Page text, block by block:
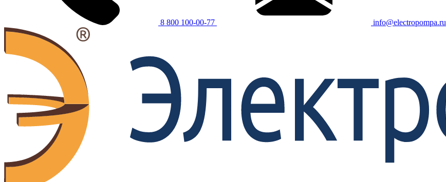
8 800 100-00-77 info@electropompa.ru